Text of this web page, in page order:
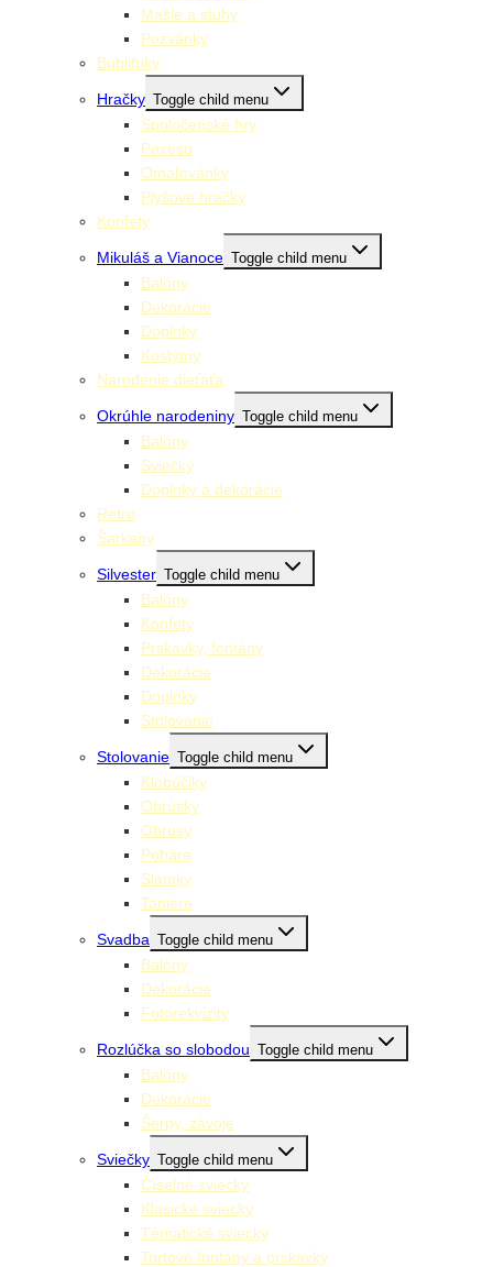
Mašle a stuhy
Pozvánky
Bublifuky
Hračky Toggle child menu
Spoločenské hry
Pexeso
Omaľovánky
Plyšové hračky
Konfety
Mikuláš a Vianoce Toggle child menu
Balóny
Dekorácie
Doplnky
Kostýmy
Narodenie dieťaťa
Okrúhle narodeniny Toggle child menu
Balóny
Sviečky
Doplnky a dekorácie
Retro
Šarkany
Silvester Toggle child menu
Balóny
Konfety
Prskavky, fontány
Dekorácie
Doplnky
Stolovanie
Stolovanie Toggle child menu
Klobúčiky
Obrúsky
Obrusy
Poháre
Slamky
Taniere
Svadba Toggle child menu
Balóny
Dekorácie
Fotorekvizity
Rozlúčka so slobodou Toggle child menu
Balóny
Dekorácie
Šerpy, závoje
Sviečky Toggle child menu
Číselné sviecky
Klasické sviecky
Tématické sviecky
Tortové fontány a prskavky